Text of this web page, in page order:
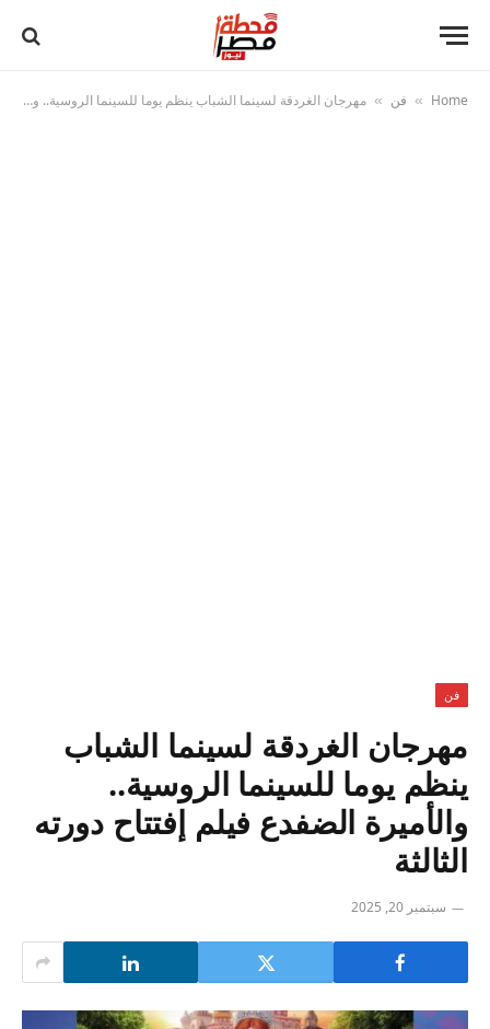
Home
» فن » مهرجان الغردقة لسينما الشباب ينظم يوما للسينما الروسية.. والأميرة الضفدع فيلم إفتتاح دورته الثالثة
فن
مهرجان الغردقة لسينما الشباب
ينظم يوما للسينما الروسية..
والأميرة الضفدع فيلم إفتتاح دورته
الثالثة
سبتمبر 20, 2025